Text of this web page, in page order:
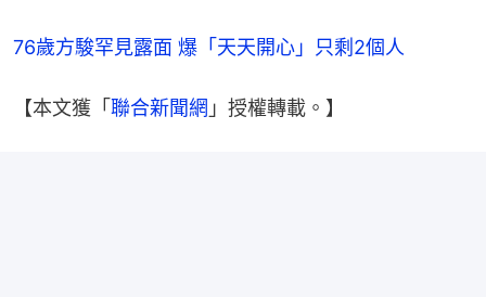
76歲方駿罕見露面 爆「天天開心」只剩2個人
【本文獲「 聯合新聞網 」授權轉載。】